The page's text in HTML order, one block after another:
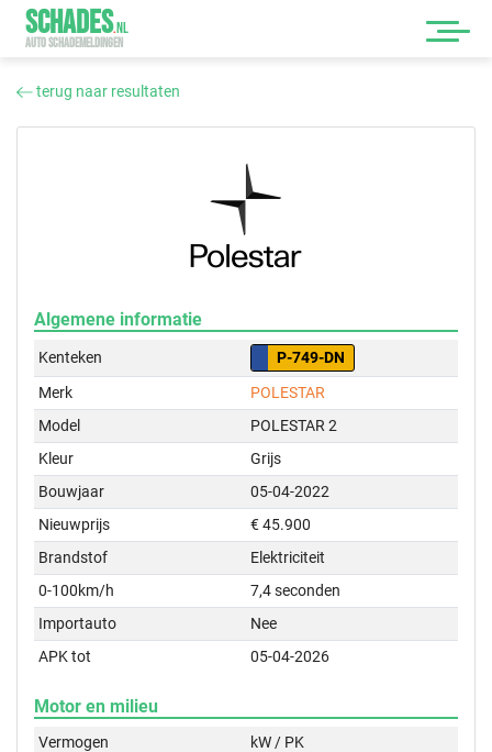
SCHADES.NL
AUTO SCHADEMELDINGEN
terug naar resultaten
Algemene informatie
Kenteken
P-749-DN
Merk
POLESTAR
Model
POLESTAR 2
Kleur
Grijs
Bouwjaar
05-04-2022
Nieuwprijs
€ 45.900
Brandstof
Elektriciteit
0-100km/h
7,4 seconden
Importauto
Nee
APK tot
05-04-2026
Motor en milieu
Vermogen
kW / PK